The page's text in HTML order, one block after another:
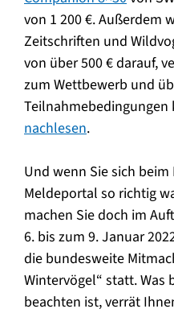
von 1 200 €. Außerdem
Zeitschriften und
von über 500 € darauf,
zum Wettbewerb und
Teilnahmebedingungen
nachlesen.
Und wenn Sie sich
Meldeportal so richtig
machen Sie doch im
6. bis zum 9. Januar
die bundesweite
Wintervögel“ statt. Was
beachten ist, verrät